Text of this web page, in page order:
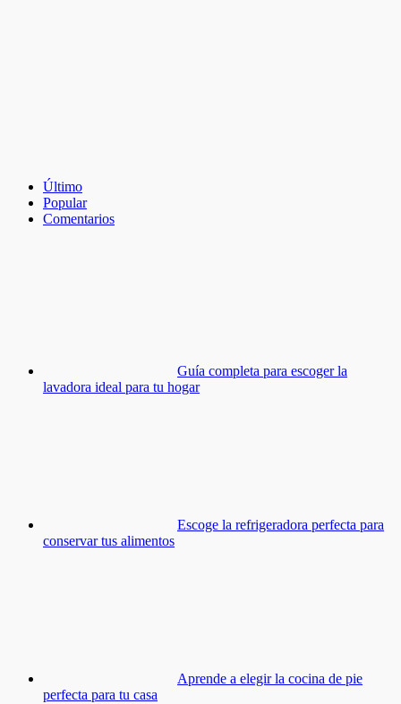
Último
Popular
Comentarios
Guía completa para escoger la
lavadora ideal para tu hogar
Escoge la refrigeradora perfecta para
conservar tus alimentos
Aprende a elegir la cocina de pie
perfecta para tu casa